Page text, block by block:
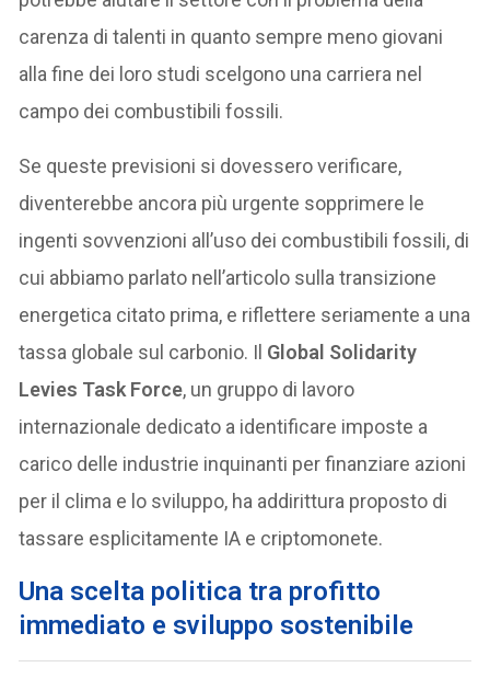
carenza di talenti in quanto sempre meno giovani
alla fine dei loro studi scelgono una carriera nel
campo dei combustibili fossili.
Se queste previsioni si dovessero verificare,
diventerebbe ancora più urgente sopprimere le
ingenti sovvenzioni all’uso dei combustibili fossili, di
cui abbiamo parlato nell’articolo sulla transizione
energetica citato prima, e riflettere seriamente a una
tassa globale sul carbonio. Il Global Solidarity
Levies Task Force, un gruppo di lavoro
internazionale dedicato a identificare imposte a
carico delle industrie inquinanti per finanziare azioni
per il clima e lo sviluppo, ha addirittura proposto di
tassare esplicitamente IA e criptomonete.
Una scelta politica tra profitto
immediato e sviluppo sostenibile